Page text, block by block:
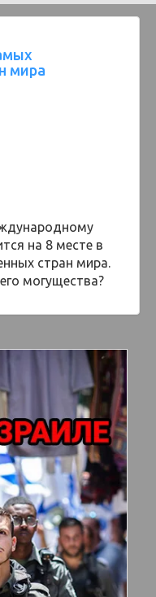
мира
на 8 месте в
стран мира.
могущества?